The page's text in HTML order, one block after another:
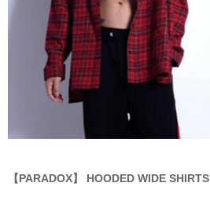
【PARADOX】 HOODED WIDE SHIRTS